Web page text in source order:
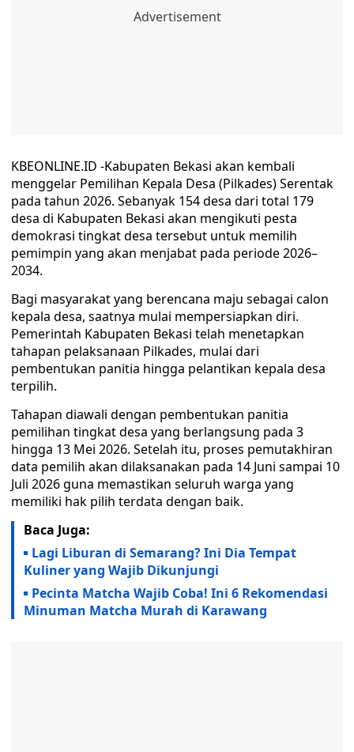
KBEONLINE.ID -Kabupaten Bekasi akan kembali
menggelar Pemilihan Kepala Desa (Pilkades) Serentak
pada tahun 2026. Sebanyak 154 desa dari total 179
desa di Kabupaten Bekasi akan mengikuti pesta
demokrasi tingkat desa tersebut untuk memilih
pemimpin yang akan menjabat pada periode 2026–
2034.
Bagi masyarakat yang berencana maju sebagai calon
kepala desa, saatnya mulai mempersiapkan diri.
Pemerintah Kabupaten Bekasi telah menetapkan
tahapan pelaksanaan Pilkades, mulai dari
pembentukan panitia hingga pelantikan kepala desa
terpilih.
Tahapan diawali dengan pembentukan panitia
pemilihan tingkat desa yang berlangsung pada 3
hingga 13 Mei 2026. Setelah itu, proses pemutakhiran
data pemilih akan dilaksanakan pada 14 Juni sampai 10
Juli 2026 guna memastikan seluruh warga yang
memiliki hak pilih terdata dengan baik.
Baca Juga:
Lagi Liburan di Semarang? Ini Dia Tempat
Kuliner yang Wajib Dikunjungi
Pecinta Matcha Wajib Coba! Ini 6 Rekomendasi
Minuman Matcha Murah di Karawang